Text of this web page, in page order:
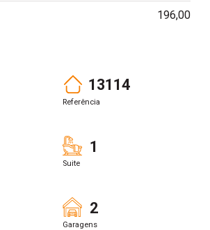
196,00
13114
Referência
1
Suite
2
Garagens